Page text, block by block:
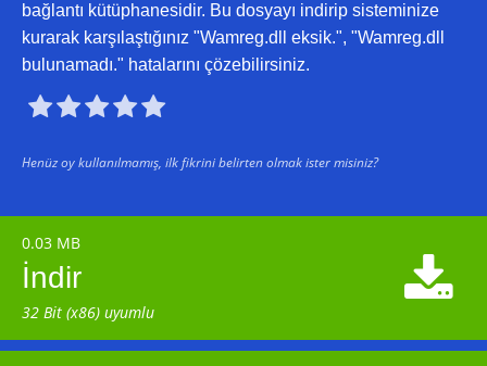
bağlantı kütüphanesidir. Bu dosyayı indirip sisteminize
kurarak karşılaştığınız "Wamreg.dll eksik.", "Wamreg.dll
bulunamadı." hatalarını çözebilirsiniz.

Henüz oy kullanılmamış, ilk fikrini belirten olmak ister misiniz?
0.03 MB
İndir
32 Bit (x86) uyumlu
